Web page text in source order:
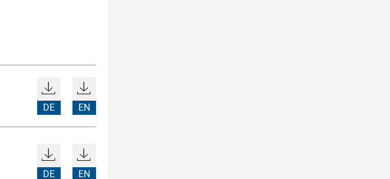
DE EN
DE EN